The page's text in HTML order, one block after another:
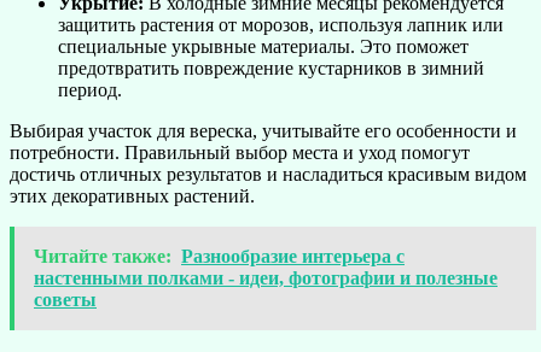
защитить растения от морозов, используя лапник или
специальные укрывные материалы. Это поможет
предотвратить повреждение кустарников в зимний
период.
Выбирая участок для вереска, учитывайте его особенности и
потребности. Правильный выбор места и уход помогут
достичь отличных результатов и насладиться красивым видом
этих декоративных растений.
Читайте также: Разнообразие интерьера с
настенными полками - идеи, фотографии и полезные
советы